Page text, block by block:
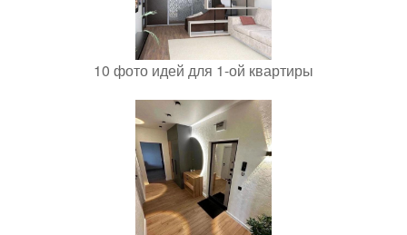
10 фото идей для 1-ой квартиры